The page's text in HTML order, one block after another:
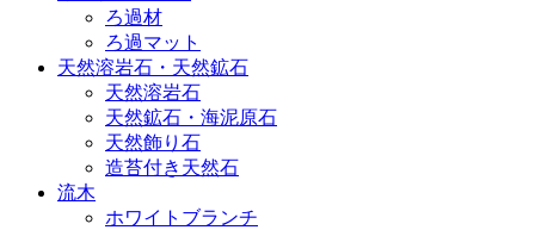
ろ過材
ろ過マット
天然溶岩石・天然鉱石
天然溶岩石
天然鉱石・海泥原石
天然飾り石
造苔付き天然石
流木
ホワイトブランチ